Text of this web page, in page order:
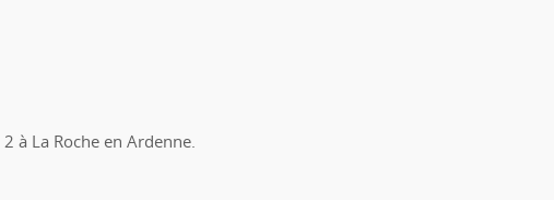
2 à La Roche en Ardenne.